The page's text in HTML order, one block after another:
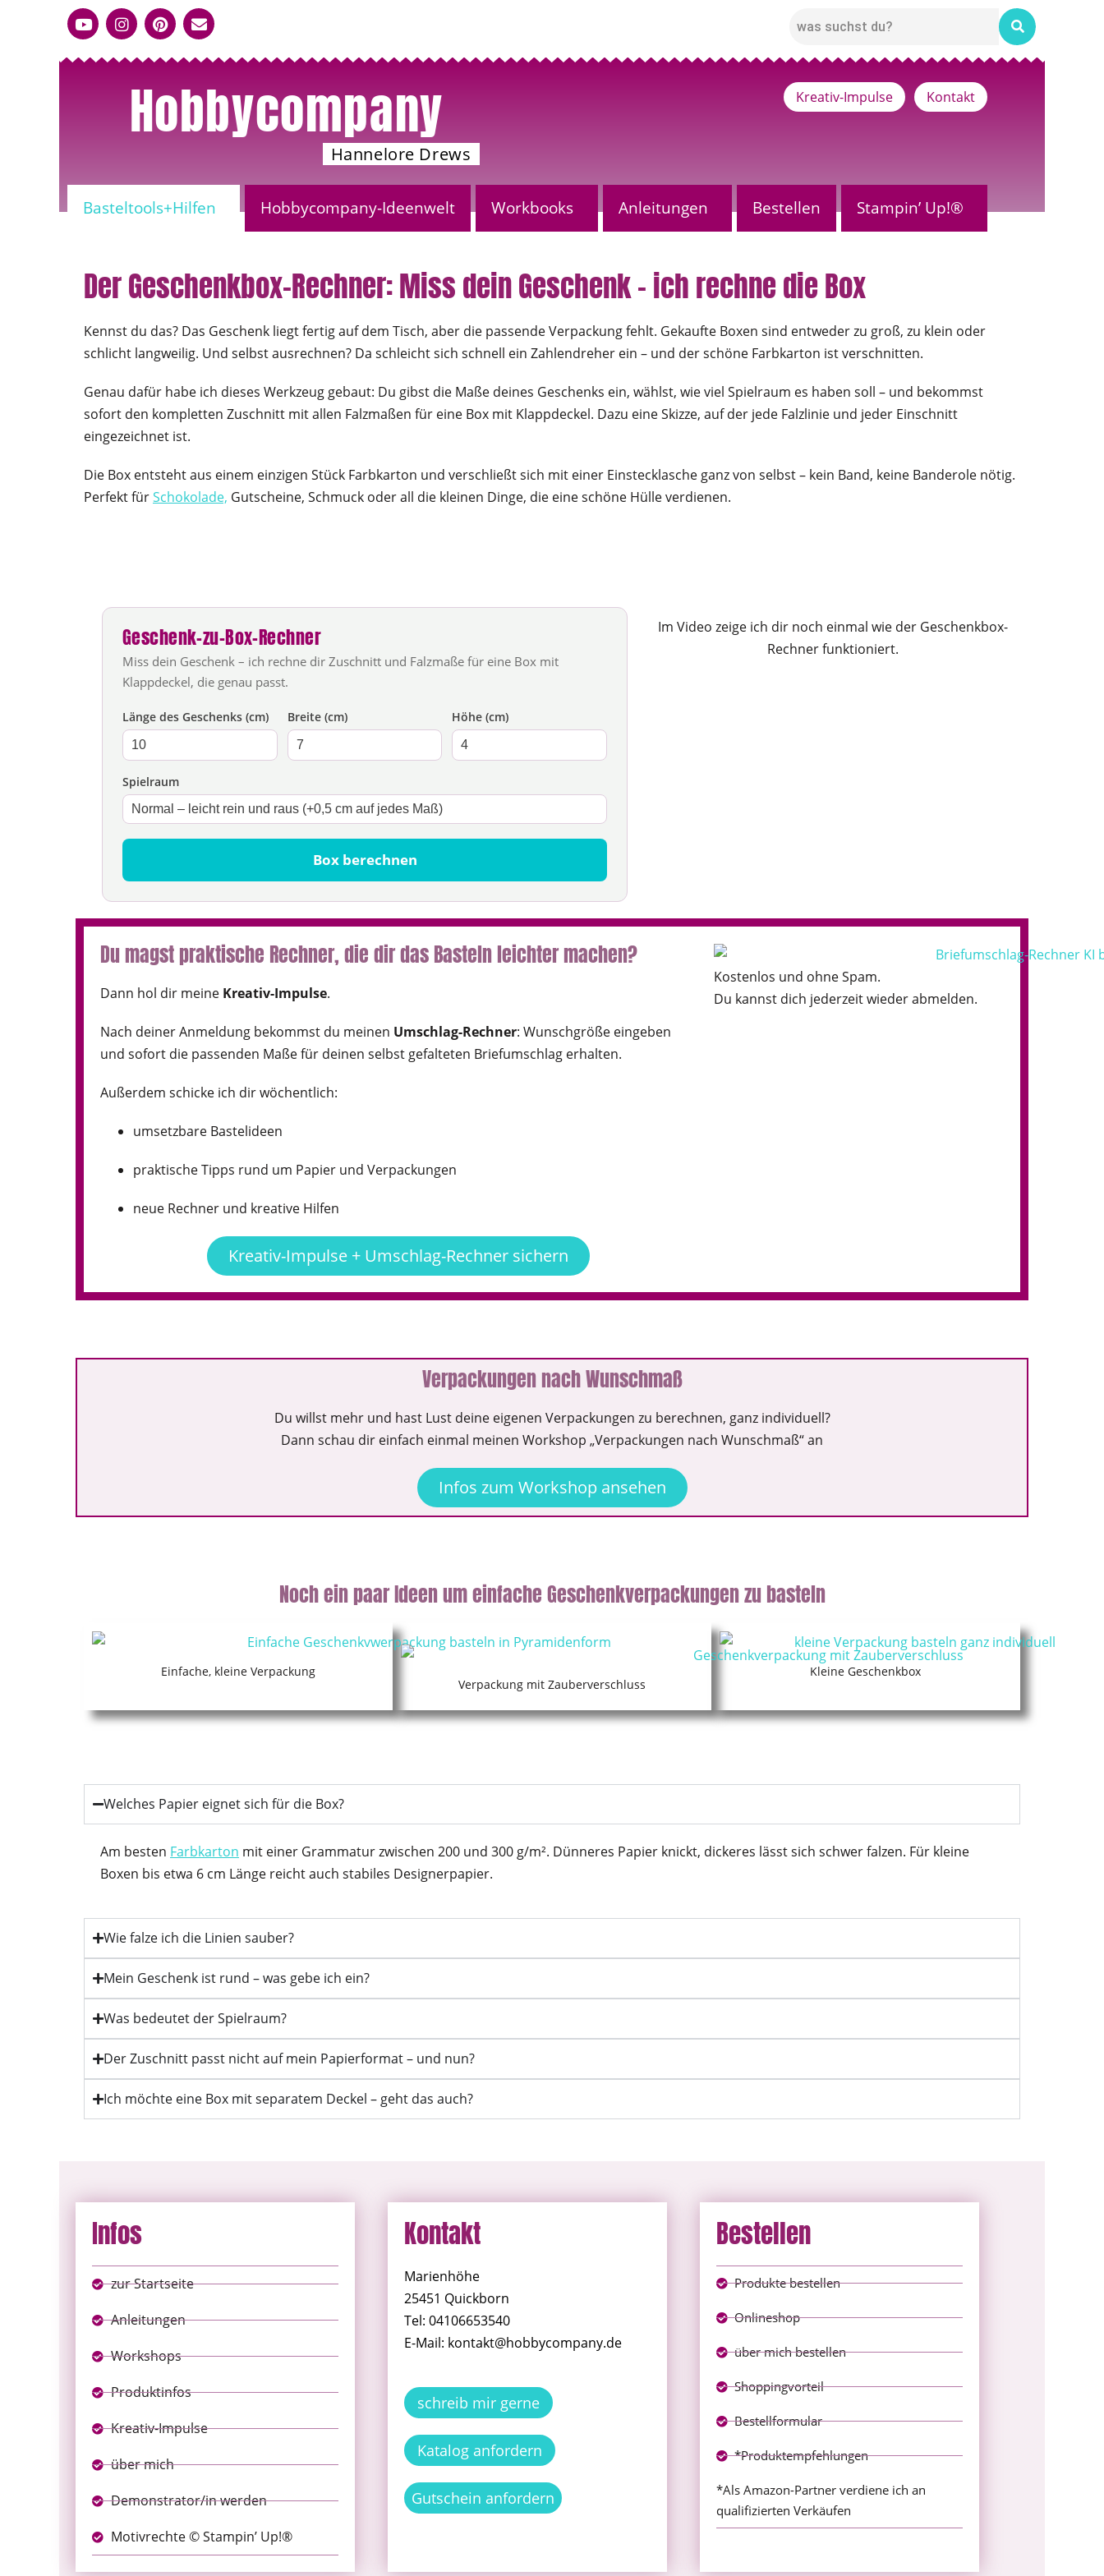
Hobbycompany
Hannelore Drews
Kreativ-Impulse Kontakt
Basteltools+Hilfen Hobbycompany-Ideenwelt Workbooks Anleitungen Bestellen Stampin’ Up!®
Der Geschenkbox-Rechner: Miss dein Geschenk – ich rechne die Box
Kennst du das? Das Geschenk liegt fertig auf dem Tisch, aber die passende Verpackung fehlt. Gekaufte Boxen sind entweder zu groß, zu klein oder
schlicht langweilig. Und selbst ausrechnen? Da schleicht sich schnell ein Zahlendreher ein – und der schöne Farbkarton ist verschnitten.
Genau dafür habe ich dieses Werkzeug gebaut: Du gibst die Maße deines Geschenks ein, wählst, wie viel Spielraum es haben soll – und bekommst
sofort den kompletten Zuschnitt mit allen Falzmaßen für eine Box mit Klappdeckel. Dazu eine Skizze, auf der jede Falzlinie und jeder Einschnitt
eingezeichnet ist.
Die Box entsteht aus einem einzigen Stück Farbkarton und verschließt sich mit einer Einstecklasche ganz von selbst – kein Band, keine Banderole nötig.
Perfekt fürSchokolade, Gutscheine, Schmuck oder all die kleinen Dinge, die eine schöne Hülle verdienen.
Geschenk-zu-Box-Rechner
Miss dein Geschenk – ich rechne dir Zuschnitt und Falzmaße für eine Box mit
Klappdeckel, die genau passt.
Länge des Geschenks (cm) Breite (cm) Höhe (cm)
Spielraum
Box berechnen
Im Video zeige ich dir noch einmal wie der Geschenkbox-
Rechner funktioniert.
Du magst praktische Rechner, die dir das Basteln leichter machen?
Dann hol dir meine Kreativ-Impulse.
Nach deiner Anmeldung bekommst du meinen Umschlag-Rechner: Wunschgröße eingeben
und sofort die passenden Maße für deinen selbst gefalteten Briefumschlag erhalten.
Außerdem schicke ich dir wöchentlich:
umsetzbare Bastelideen
praktische Tipps rund um Papier und Verpackungen
neue Rechner und kreative Hilfen
Kreativ-Impulse + Umschlag-Rechner sichern
Kostenlos und ohne Spam.
Du kannst dich jederzeit wieder abmelden.
Verpackungen nach Wunschmaß
Du willst mehr und hast Lust deine eigenen Verpackungen zu berechnen, ganz individuell?
Dann schau dir einfach einmal meinen Workshop „Verpackungen nach Wunschmaß“ an
Infos zum Workshop ansehen
Noch ein paar Ideen um einfache Geschenkverpackungen zu basteln
Einfache, kleine Verpackung
Verpackung mit Zauberverschluss
Kleine Geschenkbox
Welches Papier eignet sich für die Box?
Am besten Farbkarton mit einer Grammatur zwischen 200 und 300 g/m². Dünneres Papier knickt, dickeres lässt sich schwer falzen. Für kleine
Boxen bis etwa 6 cm Länge reicht auch stabiles Designerpapier.
Wie falze ich die Linien sauber?
Mein Geschenk ist rund – was gebe ich ein?
Was bedeutet der Spielraum?
Der Zuschnitt passt nicht auf mein Papierformat – und nun?
Ich möchte eine Box mit separatem Deckel – geht das auch?
Infos
zur Startseite
Anleitungen
Workshops
Produktinfos
Kreativ-Impulse
über mich
Demonstrator/in werden
Motivrechte © Stampin’ Up!®
Kontakt
Marienhöhe
25451 Quickborn
Tel: 04106653540
E-Mail: kontakt@hobbycompany.de
schreib mir gerne
Katalog anfordern
Gutschein anfordern
Bestellen
Produkte bestellen
Onlineshop
über mich bestellen
Shoppingvorteil
Bestellformular
*Produktempfehlungen
*Als Amazon-Partner verdiene ich an
qualifizierten Verkäufen